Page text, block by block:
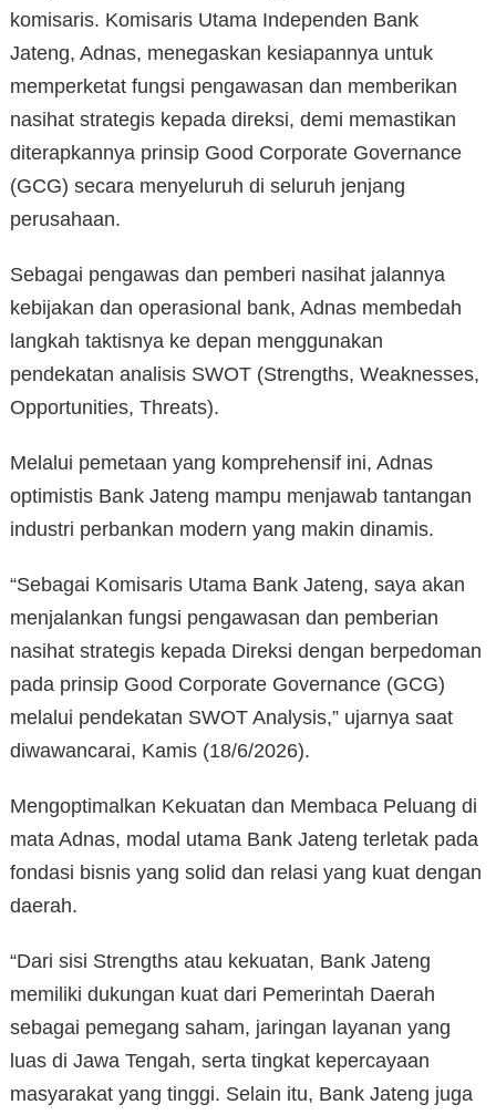
komisaris. Komisaris Utama Independen Bank
Jateng, Adnas, menegaskan kesiapannya untuk
memperketat fungsi pengawasan dan memberikan
nasihat strategis kepada direksi, demi memastikan
diterapkannya prinsip Good Corporate Governance
(GCG) secara menyeluruh di seluruh jenjang
perusahaan.
Sebagai pengawas dan pemberi nasihat jalannya
kebijakan dan operasional bank, Adnas membedah
langkah taktisnya ke depan menggunakan
pendekatan analisis SWOT (Strengths, Weaknesses,
Opportunities, Threats).
Melalui pemetaan yang komprehensif ini, Adnas
optimistis Bank Jateng mampu menjawab tantangan
industri perbankan modern yang makin dinamis.
“Sebagai Komisaris Utama Bank Jateng, saya akan
menjalankan fungsi pengawasan dan pemberian
nasihat strategis kepada Direksi dengan berpedoman
pada prinsip Good Corporate Governance (GCG)
melalui pendekatan SWOT Analysis,” ujarnya saat
diwawancarai, Kamis (18/6/2026).
Mengoptimalkan Kekuatan dan Membaca Peluang di
mata Adnas, modal utama Bank Jateng terletak pada
fondasi bisnis yang solid dan relasi yang kuat dengan
daerah.
“Dari sisi Strengths atau kekuatan, Bank Jateng
memiliki dukungan kuat dari Pemerintah Daerah
sebagai pemegang saham, jaringan layanan yang
luas di Jawa Tengah, serta tingkat kepercayaan
masyarakat yang tinggi. Selain itu, Bank Jateng juga